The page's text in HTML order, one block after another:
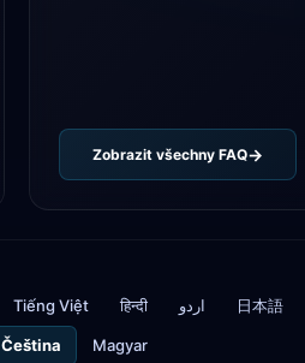
Zobrazit všechny FAQ
Tiếng Việt हिन्दी اردو 日本語
Čeština Magyar